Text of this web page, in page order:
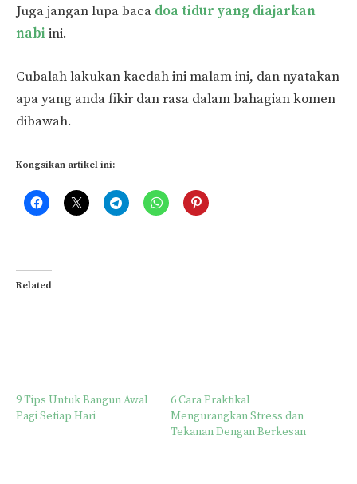
Juga jangan lupa baca doa tidur yang diajarkan
nabiini.
Cubalah lakukan kaedah ini malam ini, dan nyatakan
apa yang anda fikir dan rasa dalam bahagian komen
dibawah.
Kongsikan artikel ini:
Related
9 Tips Untuk Bangun Awal
Pagi Setiap Hari
6 Cara Praktikal
Mengurangkan Stress dan
Tekanan Dengan Berkesan